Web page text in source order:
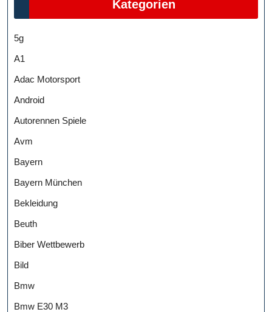
Kategorien
5g
A1
Adac Motorsport
Android
Autorennen Spiele
Avm
Bayern
Bayern München
Bekleidung
Beuth
Biber Wettbewerb
Bild
Bmw
Bmw E30 M3